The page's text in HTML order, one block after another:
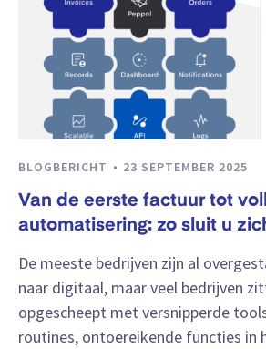
BLOGBERICHT 23 SEPTEMBER 2025
Van de eerste factuur tot
automatisering: zo sluit u
De meeste bedrijven zijn al
naar digitaal, maar veel bedrijven
opgescheept met versnipperde
routines, ontoereikende functies in